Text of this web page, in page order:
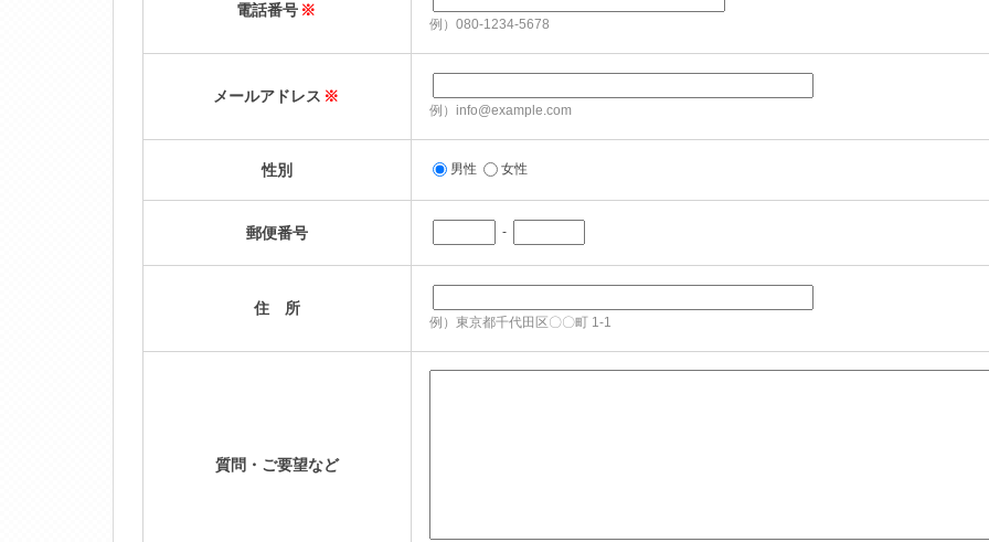
電話番号 ※
例）080-1234-5678
メールアドレス ※
例）info@example.com
性別 男性 女性
郵便番号 -
住 所
例）東京都千代田区〇〇町 1-1
質問・ご要望など